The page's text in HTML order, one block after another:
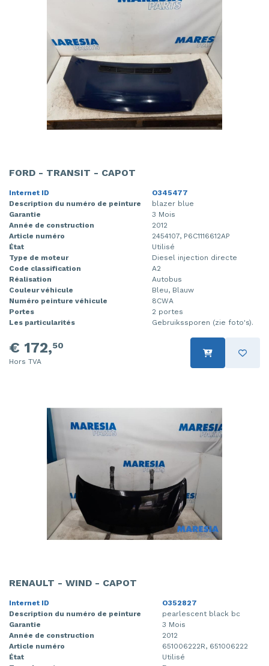
FORD - TRANSIT - CAPOT
Internet ID
O345477
Description du numéro de peinture
blazer blue
Garantie
3 Mois
Année de construction
2012
Article numéro
2454107, P6C1116612AP
État
Utilisé
Type de moteur
Diesel injection directe
Code classification
A2
Réalisation
Autobus
Couleur véhicule
Bleu, Blauw
Numéro peinture véhicule
8CWA
Portes
2 portes
Les particularités
Gebruikssporen (zie foto's).
€ 172,50
Hors TVA
RENAULT - WIND - CAPOT
Internet ID
O352827
Description du numéro de peinture
pearlescent black bc
Garantie
3 Mois
Année de construction
2012
Article numéro
651006222R, 651006222
État
Utilisé